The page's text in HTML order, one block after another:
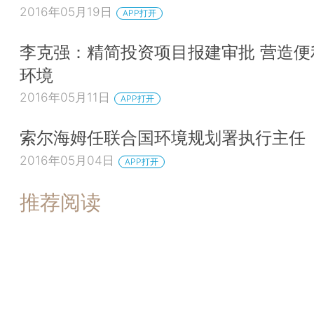
2016年05月19日 APP打开
李克强：精简投资项目报建审批 营造
环境
2016年05月11日 APP打开
索尔海姆任联合国环境规划署执行主任
2016年05月04日 APP打开
推荐阅读